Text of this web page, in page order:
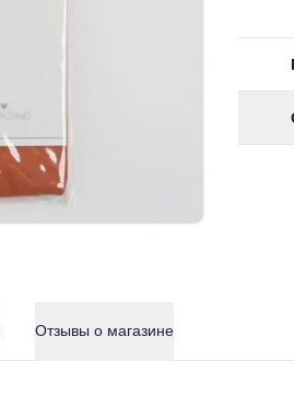
Отзывы о магазине